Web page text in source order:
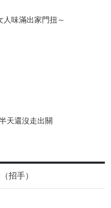
人味滿出家門扭～
天還沒走出關
招手）